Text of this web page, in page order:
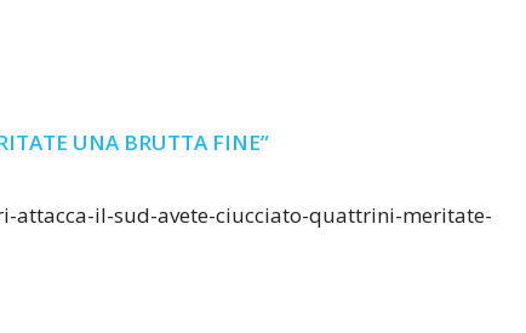
UNA BRUTTA FINE”
attacca-il-sud-avete-ciucciato-quattrini-meritate-